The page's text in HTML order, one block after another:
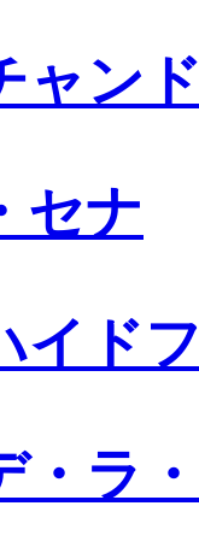
ャン
セナ
イド
・ラ